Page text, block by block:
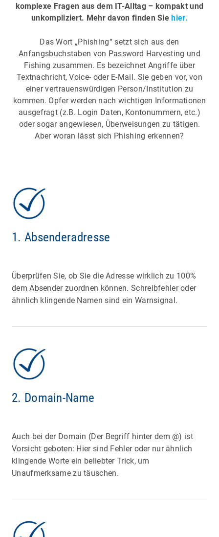
komplexe Fragen aus dem IT-Alltag – kompakt und
unkompliziert. Mehr davon finden Siehier.
Das Wort „Phishing“ setzt sich aus den
Anfangsbuchstaben von Password Harvesting und
Fishing zusammen. Es bezeichnet Angriffe über
Textnachricht, Voice- oder E-Mail. Sie geben vor, von
einer vertrauenswürdigen Person/Institution zu
kommen. Opfer werden nach wichtigen Informationen
ausgefragt (z.B. Login Daten, Kontonummern, etc.)
oder sogar angewiesen, Überweisungen zu tätigen.
Aber woran lässt sich Phishing erkennen?
1. Absenderadresse
Überprüfen Sie, ob Sie die Adresse wirklich zu 100%
dem Absender zuordnen können. Schreibfehler oder
ähnlich klingende Namen sind ein Warnsignal.
2. Domain-Name
Auch bei der Domain (Der Begriff hinter dem @) ist
Vorsicht geboten: Hier sind Fehler oder nur ähnlich
klingende Worte ein beliebter Trick, um
Unaufmerksame zu täuschen.